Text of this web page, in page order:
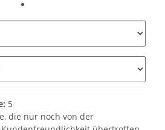
5
die nur noch von der